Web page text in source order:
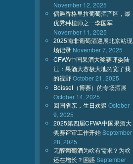
November 12, 2025
偶遇香格里拉葡萄酒产区，最
优秀种植师之一李国军
November 11, 2025
2025南非葡萄酒巡展北京站现
场记录 November 7, 2025
CFWA中国果酒大奖赛评委陆
江：果酒大赛极大地拓宽了我
的视野October 21, 2025
Boisset（博赛）的专场酒展
October 14, 2025
回国省亲，生日欢聚 October
9, 2025
2025第四届CFWA中国果酒大
奖赛评审工作开始September
28, 2025
无醇葡萄酒为啥有需求？为啥
还在增长？困惑September